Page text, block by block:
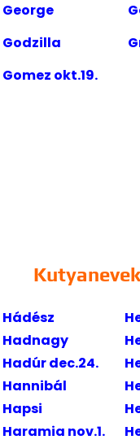
George
Godzilla
Gomez okt.19.
Hádész
Hadnagy
Hadúr dec.24.
Hannibál
Hapsi
Haramia nov.1.